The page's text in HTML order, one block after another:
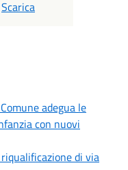
Scarica
adegua le
con nuovi
di via